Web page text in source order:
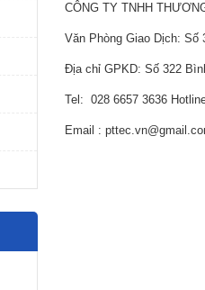
CÔNG TY TNHH
Văn Phòng Giao Dịch:
Địa chỉ GPKD: Số 322
Tel: 028 6657 3636
Email :